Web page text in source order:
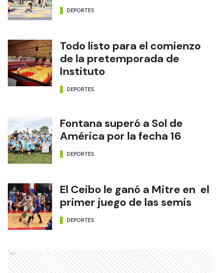
DEPORTES
Todo listo para el comienzo
de la pretemporada de
Instituto
DEPORTES
Fontana superó a Sol de
América por la fecha 16
DEPORTES
El Ceibo le ganó a Mitre en el
primer juego de las semis
DEPORTES
Ads